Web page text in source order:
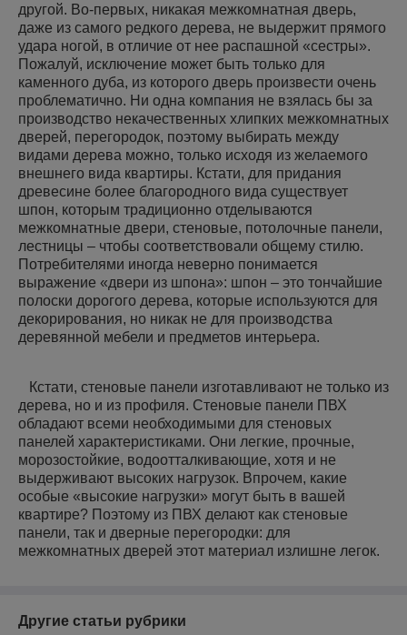
другой. Во-первых, никакая межкомнатная дверь,
даже из самого редкого дерева, не выдержит прямого
удара ногой, в отличие от нее распашной «сестры».
Пожалуй, исключение может быть только для
каменного дуба, из которого дверь произвести очень
проблематично. Ни одна компания не взялась бы за
производство некачественных хлипких межкомнатных
дверей, перегородок, поэтому выбирать между
видами дерева можно, только исходя из желаемого
внешнего вида квартиры. Кстати, для придания
древесине более благородного вида существует
шпон, которым традиционно отделываются
межкомнатные двери, стеновые, потолочные панели,
лестницы – чтобы соответствовали общему стилю.
Потребителями иногда неверно понимается
выражение «двери из шпона»: шпон – это тончайшие
полоски дорогого дерева, которые используются для
декорирования, но никак не для производства
деревянной мебели и предметов интерьера.
Кстати, стеновые панели изготавливают не только из
дерева, но и из профиля. Стеновые панели ПВХ
обладают всеми необходимыми для стеновых
панелей характеристиками. Они легкие, прочные,
морозостойкие, водоотталкивающие, хотя и не
выдерживают высоких нагрузок. Впрочем, какие
особые «высокие нагрузки» могут быть в вашей
квартире? Поэтому из ПВХ делают как стеновые
панели, так и дверные перегородки: для
межкомнатных дверей этот материал излишне легок.
Другие статьи рубрики